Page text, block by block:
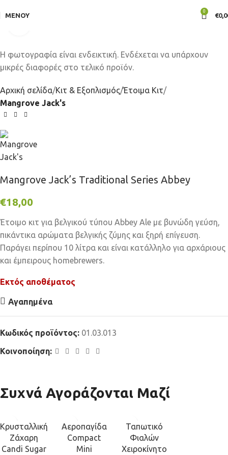
ΜΕΝΟΎ
0
€
Αρχική σελίδα Κιτ & Εξοπλισμός Έτοιμα Κιτ
Mangrove Jack's
Mangrove Jack’s Traditional Series Abbey
€18,00
Έτοιμο κιτ για βελγικού τύπου Abbey Ale με βυνώδη γεύση,
πικάντικα αρώματα βελγικής ζύμης και ξηρή επίγευση.
Παράγει περίπου 10 λίτρα και είναι κατάλληλο για αρχάριους
και έμπειρους homebrewers.
Εκτός αποθέματος
Αγαπημένα
Κωδικός προϊόντος: 01.03.013
Κοινοποίηση:
Συχνά Αγοράζονται Μαζί
Κρυσταλλική
Ζάχαρη
Candi Sugar
Αεροπαγίδα
Compact
Mini
Ταπωτικό
Φιαλών
Χειροκίνητο